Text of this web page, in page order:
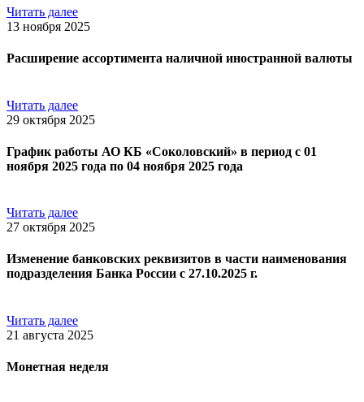
Читать далее
13 ноября 2025
Расширение ассортимента наличной иностранной валюты
Читать далее
29 октября 2025
График работы АО КБ «Соколовский» в период с 01
ноября 2025 года по 04 ноября 2025 года
Читать далее
27 октября 2025
Изменение банковских реквизитов в части наименования
подразделения Банка России с 27.10.2025 г.
Читать далее
21 августа 2025
Монетная неделя